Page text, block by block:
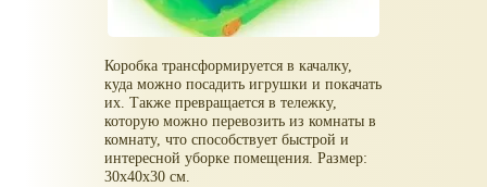
Коробка трансформируется в качалку,
куда можно посадить игрушки и покачать
их. Также превращается в тележку,
которую можно перевозить из комнаты в
комнату, что способствует быстрой и
интересной уборке помещения. Размер:
30x40x30 см.